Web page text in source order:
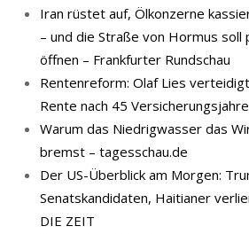
Iran rüstet auf, Ölkonzerne
– und die Straße von Hormus soll
öffnen – Frankfurter Rundschau
Rentenreform: Olaf Lies
Rente nach 45
Warum das Niedrigwasser das
bremst – tagesschau.de
Der US-Überblick am Morgen:
Senatskandidaten, Haitianer
DIE ZEIT